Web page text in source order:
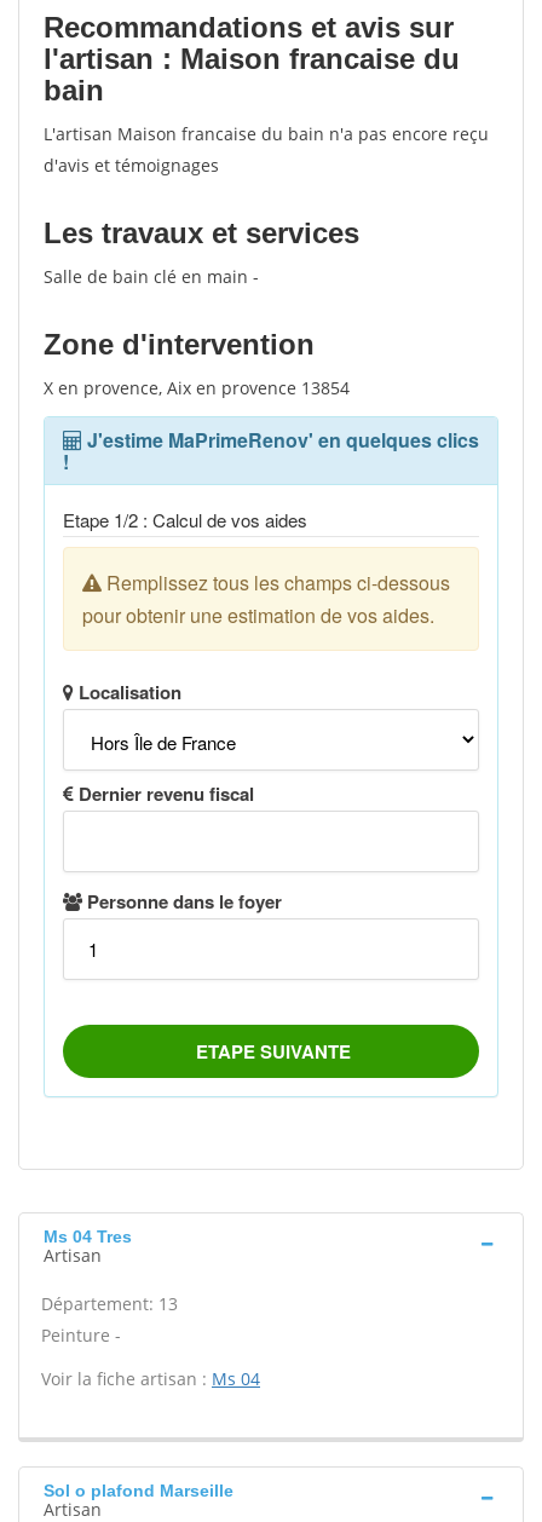
Recommandations et avis sur
l'artisan : Maison francaise du
bain
L'artisan Maison francaise du bain n'a pas encore reçu
d'avis et témoignages
Les travaux et services
Salle de bain clé en main -
Zone d'intervention
X en provence, Aix en provence 13854
Ms 04 Tres
Artisan
Département: 13
Peinture -
Voir la fiche artisan : Ms 04
Sol o plafond Marseille
Artisan